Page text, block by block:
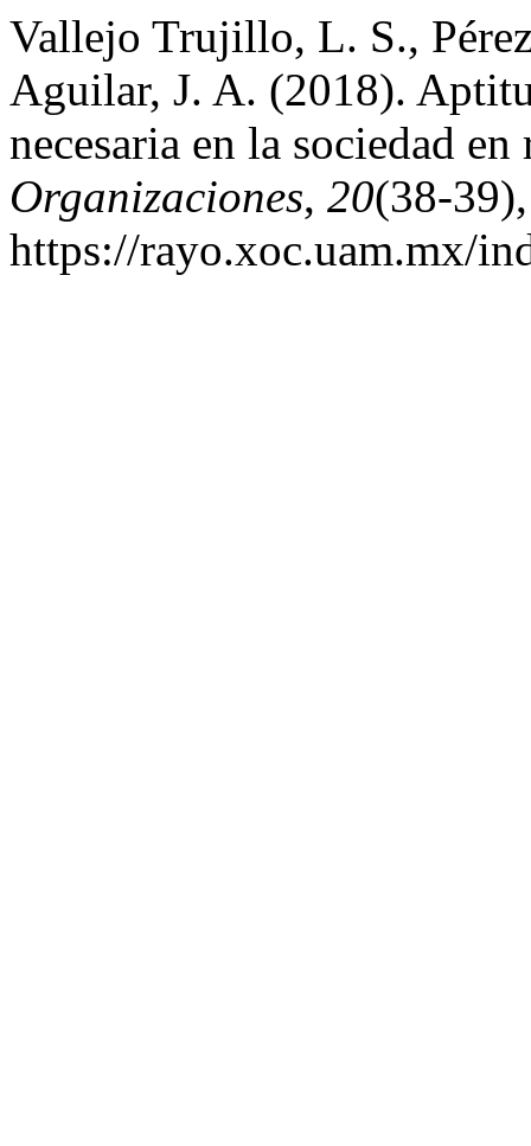
Vallejo Trujillo, L. S.,
Aguilar, J. A. (2018).
necesaria en la sociedad
Organizaciones, 20(38-
https://rayo.xoc.uam.mx/